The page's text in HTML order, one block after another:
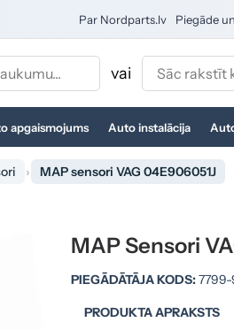
Par Nordparts.lv Piegāde
vai
apgaismojums Auto instalācija
MAP sensori VAG 04E906051J
MAP Sensori
PIEGĀDĀTĀJA KODS:
PRODUKTA APRAKSTS